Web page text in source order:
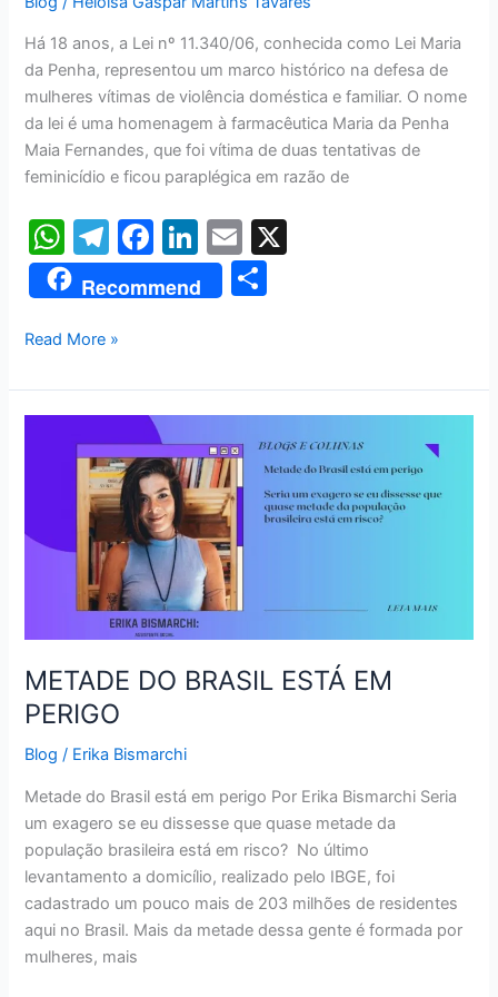
Há 18 anos, a Lei nº 11.340/06, conhecida como Lei Maria
da Penha, representou um marco histórico na defesa de
mulheres vítimas de violência doméstica e familiar. O nome
da lei é uma homenagem à farmacêutica Maria da Penha
Maia Fernandes, que foi vítima de duas tentativas de
feminicídio e ficou paraplégica em razão de
W
h
at
s
A
p
p
T
el
e
gr
a
m
F
a
c
b
o
o
k
Li
n
k
dI
n
E
m
ai
Recommend
e
Read More »
METADE DO BRASIL ESTÁ EM
PERIGO
Blog / Erika Bismarchi
Metade do Brasil está em perigo Por Erika Bismarchi Seria
um exagero se eu dissesse que quase metade da
população brasileira está em risco? No último
levantamento a domicílio, realizado pelo IBGE, foi
cadastrado um pouco mais de 203 milhões de residentes
aqui no Brasil. Mais da metade dessa gente é formada por
mulheres, mais
EM